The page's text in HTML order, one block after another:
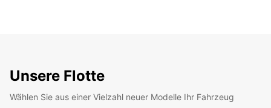
Unsere Flotte
Wählen Sie aus einer Vielzahl neuer Modelle Ihr Fahrzeug